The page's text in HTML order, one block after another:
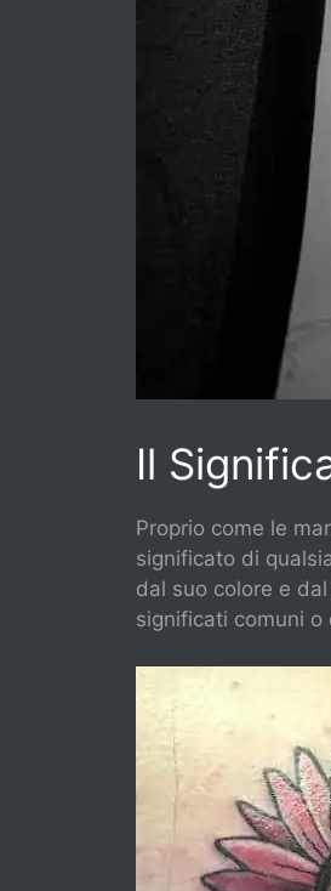
Il
Proprio come le
significato di
dal suo colore e
significati comuni